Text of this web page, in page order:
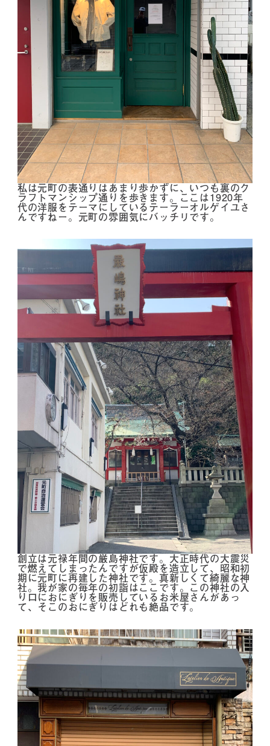
私は元町の表通りはあまり歩かずに、いつも裏のク
ラフトマンシップ通りを歩きます。ここは1920年
代の洋服をテーマにしているテーラーオルゲイユさ
んですねー。元町の雰囲気にバッチリです。
創立は元禄年間の厳島神社です。大正時代の大震災
で燃えてしまったんですが仮殿を造立して、昭和初
期に元町に再建した神社です。真新しくて綺麗な神
社。我が家の毎年の初詣はここです。この神社の入
り口におにぎりを販売しているお米屋さんがあっ
て、そこのおにぎりはどれも絶品です。